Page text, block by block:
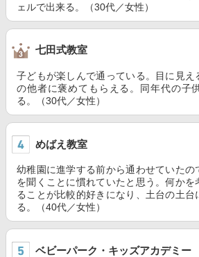
ェルで出来る。（30代／女性）
七田式教室
子どもが楽しんで通っている。目に見え
の他者に褒めてもらえる。同年代の子
る。（30代／女性）
めばえ教室
幼稚園に進学する前から通わせていたの
を聞くことに慣れていたと思う。何かを
ることが比較的好きになり、土台の土台
る。（40代／女性）
ベビーパーク・キッズアカデミー